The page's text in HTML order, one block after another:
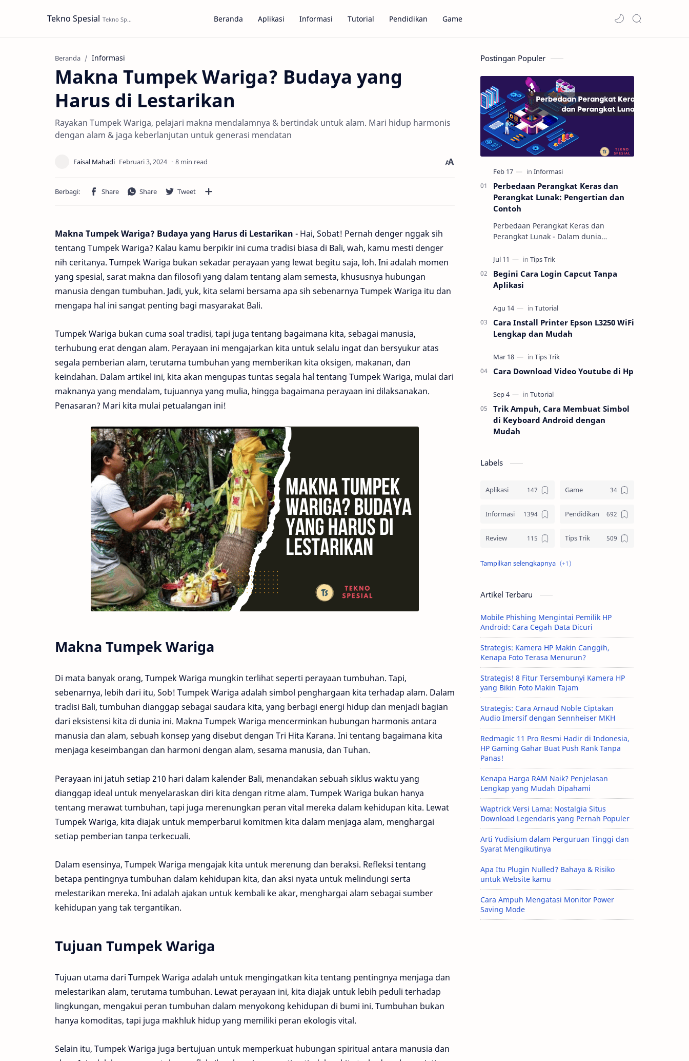
Tekno Spesial Beranda Aplikasi Informasi Tutorial Pendidikan Game
Beranda Informasi
Makna Tumpek Wariga? Budaya yang
Harus di Lestarikan
Rayakan Tumpek Wariga, pelajari makna mendalamnya & bertindak untuk alam. Mari hidup harmonis
dengan alam & jaga keberlanjutan untuk generasi mendatan
8 min read
Makna Tumpek Wariga? Budaya yang Harus di Lestarikan - Hai, Sobat! Pernah denger nggak sih
tentang Tumpek Wariga? Kalau kamu berpikir ini cuma tradisi biasa di Bali, wah, kamu mesti denger
nih ceritanya. Tumpek Wariga bukan sekadar perayaan yang lewat begitu saja, loh. Ini adalah momen
yang spesial, sarat makna dan filosofi yang dalam tentang alam semesta, khususnya hubungan
manusia dengan tumbuhan. Jadi, yuk, kita selami bersama apa sih sebenarnya Tumpek Wariga itu dan
mengapa hal ini sangat penting bagi masyarakat Bali.
Tumpek Wariga bukan cuma soal tradisi, tapi juga tentang bagaimana kita, sebagai manusia,
terhubung erat dengan alam. Perayaan ini mengajarkan kita untuk selalu ingat dan bersyukur atas
segala pemberian alam, terutama tumbuhan yang memberikan kita oksigen, makanan, dan
keindahan. Dalam artikel ini, kita akan mengupas tuntas segala hal tentang Tumpek Wariga, mulai dari
maknanya yang mendalam, tujuannya yang mulia, hingga bagaimana perayaan ini dilaksanakan.
Penasaran? Mari kita mulai petualangan ini!
Makna Tumpek Wariga
Di mata banyak orang, Tumpek Wariga mungkin terlihat seperti perayaan tumbuhan. Tapi,
sebenarnya, lebih dari itu, Sob! Tumpek Wariga adalah simbol penghargaan kita terhadap alam. Dalam
tradisi Bali, tumbuhan dianggap sebagai saudara kita, yang berbagi energi hidup dan menjadi bagian
dari eksistensi kita di dunia ini. Makna Tumpek Wariga mencerminkan hubungan harmonis antara
manusia dan alam, sebuah konsep yang disebut dengan Tri Hita Karana. Ini tentang bagaimana kita
menjaga keseimbangan dan harmoni dengan alam, sesama manusia, dan Tuhan.
Perayaan ini jatuh setiap 210 hari dalam kalender Bali, menandakan sebuah siklus waktu yang
dianggap ideal untuk menyelaraskan diri kita dengan ritme alam. Tumpek Wariga bukan hanya
tentang merawat tumbuhan, tapi juga merenungkan peran vital mereka dalam kehidupan kita. Lewat
Tumpek Wariga, kita diajak untuk memperbarui komitmen kita dalam menjaga alam, menghargai
setiap pemberian tanpa terkecuali.
Dalam esensinya, Tumpek Wariga mengajak kita untuk merenung dan beraksi. Refleksi tentang
betapa pentingnya tumbuhan dalam kehidupan kita, dan aksi nyata untuk melindungi serta
melestarikan mereka. Ini adalah ajakan untuk kembali ke akar, menghargai alam sebagai sumber
kehidupan yang tak tergantikan.
Tujuan Tumpek Wariga
Tujuan utama dari Tumpek Wariga adalah untuk mengingatkan kita tentang pentingnya menjaga dan
melestarikan alam, terutama tumbuhan. Lewat perayaan ini, kita diajak untuk lebih peduli terhadap
lingkungan, mengakui peran tumbuhan dalam menyokong kehidupan di bumi ini. Tumbuhan bukan
hanya komoditas, tapi juga makhluk hidup yang memiliki peran ekologis vital.
Selain itu, Tumpek Wariga juga bertujuan untuk memperkuat hubungan spiritual antara manusia dan
Postingan Populer
Perbedaan Perangkat Keras dan
Perangkat Lunak: Pengertian dan
Contoh
Perbedaan Perangkat Keras dan
Perangkat Lunak - Dalam dunia
perangkat keras (hardware) dan
perangkat lunak (software) m…
Begini Cara Login Capcut Tanpa
Aplikasi
Cara Install Printer Epson L3250 WiFi
Lengkap dan Mudah
Cara Download Video Youtube di Hp
Trik Ampuh, Cara Membuat Simbol
di Keyboard Android dengan
Mudah
Labels
Aplikasi Game
Informasi Pendidikan
Review Tips Trik
Tutorial
Artikel Terbaru
Mobile Phishing Mengintai Pemilik HP
Android: Cara Cegah Data Dicuri
Strategis: Kamera HP Makin Canggih,
Kenapa Foto Terasa Menurun?
Strategis! 8 Fitur Tersembunyi Kamera HP
yang Bikin Foto Makin Tajam
Strategis: Cara Arnaud Noble Ciptakan
Audio Imersif dengan Sennheiser MKH
Redmagic 11 Pro Resmi Hadir di Indonesia,
HP Gaming Gahar Buat Push Rank Tanpa
Panas!
Kenapa Harga RAM Naik? Penjelasan
Lengkap yang Mudah Dipahami
Waptrick Versi Lama: Nostalgia Situs
Download Legendaris yang Pernah Populer
Arti Yudisium dalam Perguruan Tinggi dan
Syarat Mengikutinya
Apa Itu Plugin Nulled? Bahaya & Risiko
untuk Website kamu
Cara Ampuh Mengatasi Monitor Power
Saving Mode